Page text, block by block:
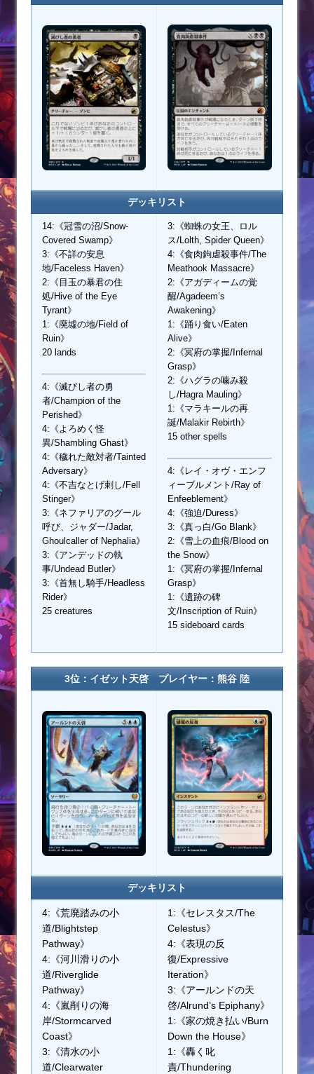
デッキリスト
14:《冠雪の沼/Snow-
Covered Swamp》
3:《不詳の安息
地/Faceless Haven》
2:《目玉の暴君の住
処/Hive of the Eye
Tyrant》
1:《廃墟の地/Field of
Ruin》
20 lands
4:《滅びし者の勇
者/Champion of the
Perished》
4:《よろめく怪
異/Shambling Ghast》
4:《穢れた敵対者/Tainted
Adversary》
4:《不吉なとげ刺し/Fell
Stinger》
3:《ネファリアのグール
呼び、ジャダー/Jadar,
Ghoulcaller of Nephalia》
3:《アンデッドの執
事/Undead Butler》
3:《首無し騎手/Headless
Rider》
25 creatures
3:《蜘蛛の女王、ロル
ス/Lolth, Spider Queen》
4:《食肉鉤虐殺事件/The
Meathook Massacre》
2:《アガディームの覚
醒/Agadeem’s
Awakening》
1:《踊り食い/Eaten
Alive》
2:《冥府の掌握/Infernal
Grasp》
2:《ハグラの噛み殺
し/Hagra Mauling》
1:《マラキールの再
誕/Malakir Rebirth》
15 other spells
4:《レイ・オヴ・エンフ
ィーブルメント/Ray of
Enfeeblement》
4:《強迫/Duress》
3:《真っ白/Go Blank》
2:《雪上の血痕/Blood on
the Snow》
1:《冥府の掌握/Infernal
Grasp》
1:《遺跡の碑
文/Inscription of Ruin》
15 sideboard cards
3位：イゼット天啓 プレイヤー：熊谷 陸
デッキリスト
4:《荒廃踏みの小
道/Blightstep
Pathway》
4:《河川滑りの小
道/Riverglide
Pathway》
4:《嵐削りの海
岸/Stormcarved
Coast》
3:《清水の小
道/Clearwater
1:《セレスタス/The
Celestus》
4:《表現の反
復/Expressive
Iteration》
3:《アールンドの天
啓/Alrund’s Epiphany》
1:《家の焼き払い/Burn
Down the House》
1:《轟く叱
責/Thundering